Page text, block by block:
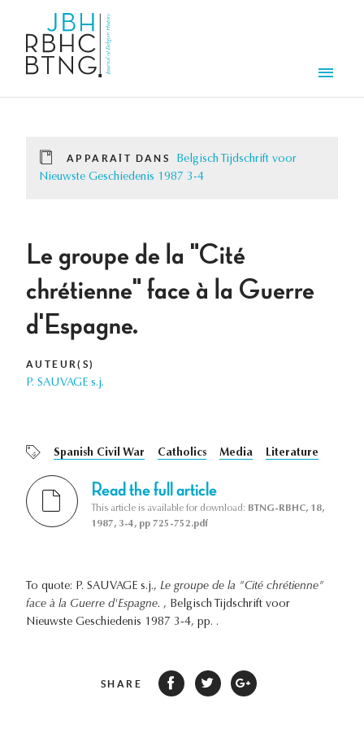
APPARAÎT DANS
Belgisch Tijdschrift voor
Nieuwste Geschiedenis 1987 3-4
Le groupe de la "Cité
chrétienne" face à la Guerre
d'Espagne.
AUTEUR(S)
P. SAUVAGE s.j.
Spanish Civil War Catholics Media Literature
Read the full article
This article is available for download: BTNG-RBHC, 18,
1987, 3-4, pp 725-752.pdf
To quote: P. SAUVAGE s.j., Le groupe de la "Cité chrétienne"
face à la Guerre d'Espagne. , Belgisch Tijdschrift voor
Nieuwste Geschiedenis 1987 3-4, pp. .
SHARE